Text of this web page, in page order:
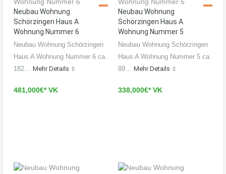
Neubau Wohnung
Schörzingen Haus A
Wohnung Nummer 6
Neubau Wohnung Schörzingen
Haus A Wohnung Nummer 6 ca.
182… Mehr Details
481,000€* VK
Neubau Wohnung
Schörzingen Haus A
Wohnung Nummer 5
Neubau Wohnung Schörzingen
Haus A Wohnung Nummer 5 ca.
89… Mehr Details
338,000€* VK